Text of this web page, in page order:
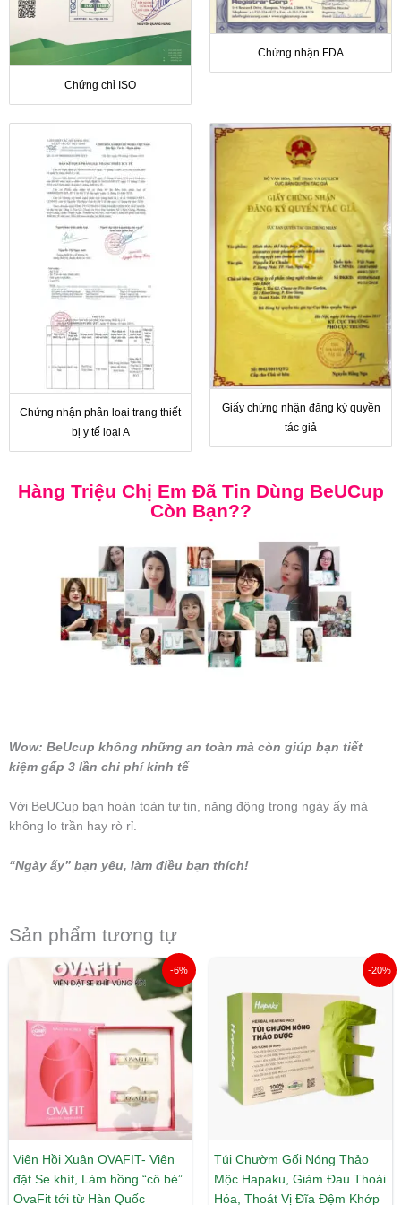
Chứng chỉ ISO
Chứng nhận FDA
Chứng nhận phân loại trang thiết
bị y tế loại A
Giấy chứng nhận đăng ký quyền
tác giả
Hàng Triệu Chị Em Đã Tin Dùng BeUCup
Còn Bạn??
Wow: BeUcup không những an toàn mà còn giúp bạn tiết
kiệm gấp 3 lần chi phí kinh tế
Với BeUCup bạn hoàn toàn tự tin, năng động trong ngày ấy mà
không lo trần hay rò rỉ.
“Ngày ấy” bạn yêu, làm điều bạn thích!
Sản phẩm tương tự
-6%
Viên Hồi Xuân OVAFIT- Viên
đặt Se khít, Làm hồng “cô bé”
OvaFit tới từ Hàn Quốc
Giá
gốc
Giá
hiện
tại
1.499.000 ₫.
-20%
Túi Chườm Gối Nóng Thảo
Mộc Hapaku, Giảm Đau Thoái
Hóa, Thoát Vị Đĩa Đệm Khớp
là:
699.000 ₫.
tại
là:
560.000 ₫.